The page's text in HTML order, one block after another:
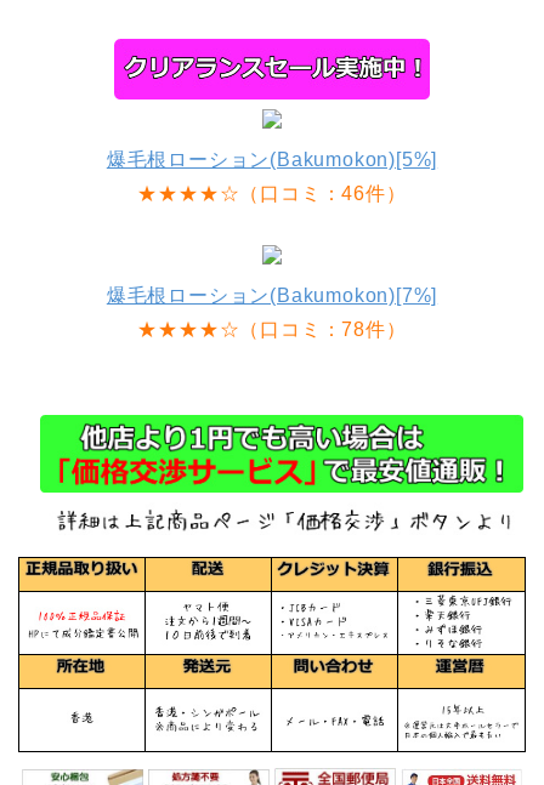
爆毛根ローション(Bakumokon)[5%]
★★★★☆（口コミ：46件）
爆毛根ローション(Bakumokon)[7%]
★★★★☆（口コミ：78件）